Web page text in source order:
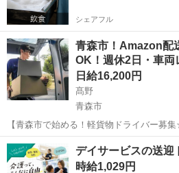
シェアフル
青森市！Amazon配
OK！週休2日・車
日給16,200円
髙野
青森市
【青森市で始める！軽貨物ドライバー募
験OK！【充実の研修制度】で安心スター
大手企業からの【安定した配送案件】をお
小口荷物の配達♪【軽量荷物中心】...
青森 ドライバー
デイサービスの送迎
時給1,029円